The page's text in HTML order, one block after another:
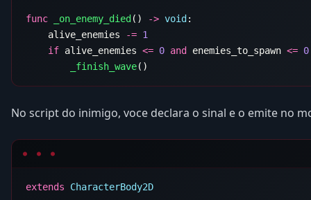
func _on_enemy_died() -> void
    alive_enemies
-=
    if
alive_enemies <= 0 and enemies_to_spawn <= 0
        _finish_wave
No script do inimigo, voce declara o sinal e o emite no
extends